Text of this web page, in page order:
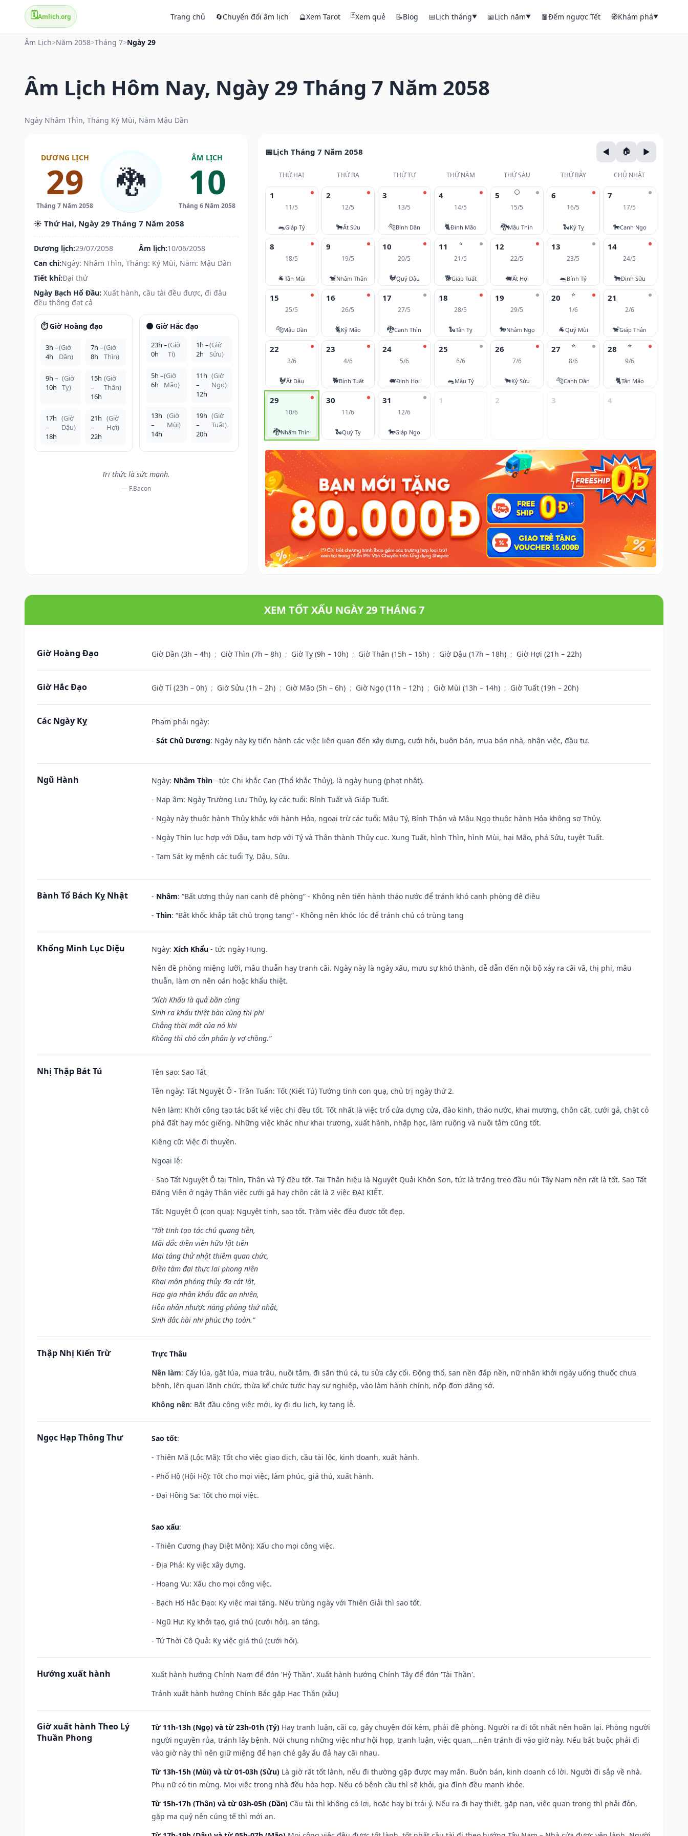
🗓️Amlich.org Trang chủ 🔄Chuyển đổi âm lịch 🔮Xem Tarot 🃏Xem quẻ 📝Blog 📅Lịch tháng▼ 📖Lịch năm▼ 🧧Đếm ngược Tết 🧭Khám phá▼
Âm Lịch>Năm 2058>Tháng 7>Ngày 29
Âm Lịch Hôm Nay, Ngày 29 Tháng 7 Năm 2058
Ngày Nhâm Thìn, Tháng Kỷ Mùi, Năm Mậu Dần
DƯƠNG LỊCH
29
Tháng 7 Năm 2058
🐉
ÂM LỊCH
10
Tháng 6 Năm 2058
☀️ Thứ Hai, Ngày 29 Tháng 7 Năm 2058
Dương lịch:29/07/2058 Âm lịch:10/06/2058
Can chi:Ngày: Nhâm Thìn, Tháng: Kỷ Mùi, Năm: Mậu Dần
Tiết khí:Đại thử
Ngày Bạch Hổ Đầu: Xuất hành, cầu tài đều được, đi đâu
đều thông đạt cả
⏱️ Giờ Hoàng đạo
3h –
4h
(Giờ
Dần)
7h –
8h
(Giờ
Thìn)
9h –
10h
(Giờ
Tỵ)
15h
–
16h
(Giờ
Thân)
17h
–
18h
(Giờ
Dậu)
21h
–
22h
(Giờ
Hợi)
🌑 Giờ Hắc đạo
23h –
0h
(Giờ
Tí)
1h –
2h
(Giờ
Sửu)
5h –
6h
(Giờ
Mão)
11h
–
12h
(Giờ
Ngọ)
13h
–
14h
(Giờ
Mùi)
19h
–
20h
(Giờ
Tuất)
Tri thức là sức mạnh.
— F.Bacon
Lịch Tháng 7 Năm 2058
THỨ HAI THỨ BA THỨ TƯ THỨ NĂM THỨ SÁU THỨ BẢY CHỦ NHẬT
1
11/5
🐀Giáp Tý
2
12/5
🐂Ất Sửu
3
13/5
🐅Bính Dần
4
14/5
🐈Đinh Mão
🌕
5
15/5
🐉Mậu Thìn
6
16/5
🐍Kỷ Tỵ
7
17/5
🐎Canh Ngọ
8
18/5
🐐Tân Mùi
9
19/5
🐒Nhâm Thân
10
20/5
🐓Quý Dậu
⭐
11
21/5
🐕Giáp Tuất
12
22/5
🐖Ất Hợi
13
23/5
🐀Bính Tý
14
24/5
🐂Đinh Sửu
15
25/5
🐅Mậu Dần
16
26/5
🐈Kỷ Mão
17
27/5
🐉Canh Thìn
18
28/5
🐍Tân Tỵ
19
29/5
🐎Nhâm Ngọ
⭐
20
1/6
🐐Quý Mùi
21
2/6
🐒Giáp Thân
22
3/6
🐓Ất Dậu
23
4/6
🐕Bính Tuất
24
5/6
🐖Đinh Hợi
25
6/6
🐀Mậu Tý
26
7/6
🐂Kỷ Sửu
⭐
27
8/6
🐅Canh Dần
⭐
28
9/6
🐈Tân Mão
29
10/6
🐉Nhâm Thìn
30
11/6
🐍Quý Tỵ
31
12/6
🐎Giáp Ngọ
1 2 3 4
XEM TỐT XẤU NGÀY 29 THÁNG 7
Giờ Hoàng Đạo Giờ Dần (3h – 4h) ; Giờ Thìn (7h – 8h) ; Giờ Tỵ (9h – 10h) ; Giờ Thân (15h – 16h) ; Giờ Dậu (17h – 18h) ; Giờ Hợi (21h – 22h)
Giờ Hắc Đạo Giờ Tí (23h – 0h) ; Giờ Sửu (1h – 2h) ; Giờ Mão (5h – 6h) ; Giờ Ngọ (11h – 12h) ; Giờ Mùi (13h – 14h) ; Giờ Tuất (19h – 20h)
Các Ngày Kỵ
Phạm phải ngày:
- Sát Chủ Dương: Ngày này kỵ tiến hành các việc liên quan đến xây dựng, cưới hỏi, buôn bán, mua bán nhà, nhận việc, đầu tư.
Ngũ Hành Ngày: Nhâm Thìn - tức Chi khắc Can (Thổ khắc Thủy), là ngày hung (phạt nhật).
- Nạp âm: Ngày Trường Lưu Thủy, kỵ các tuổi: Bính Tuất và Giáp Tuất.
- Ngày này thuộc hành Thủy khắc với hành Hỏa, ngoại trừ các tuổi: Mậu Tý, Bính Thân và Mậu Ngọ thuộc hành Hỏa không sợ Thủy.
- Ngày Thìn lục hợp với Dậu, tam hợp với Tý và Thân thành Thủy cục. Xung Tuất, hình Thìn, hình Mùi, hại Mão, phá Sửu, tuyệt Tuất.
- Tam Sát kỵ mệnh các tuổi Tỵ, Dậu, Sửu.
Bành Tổ Bách Kỵ Nhật - Nhâm: “Bất ương thủy nan canh đê phòng” - Không nên tiến hành tháo nước để tránh khó canh phòng đê điều
- Thìn: “Bất khốc khấp tất chủ trọng tang” - Không nên khóc lóc để tránh chủ có trùng tang
Khổng Minh Lục Diệu Ngày: Xích Khẩu - tức ngày Hung.
Nên đề phòng miệng lưỡi, mâu thuẫn hay tranh cãi. Ngày này là ngày xấu, mưu sự khó thành, dễ dẫn đến nội bộ xảy ra cãi vã, thị phi, mâu
thuẫn, làm ơn nên oán hoặc khẩu thiệt.
“Xích Khẩu là quả bần cùng
Sinh ra khẩu thiệt bàn cùng thị phi
Chẳng thời mất của nó khi
Không thì chó cắn phân ly vợ chồng.”
Nhị Thập Bát Tú Tên sao: Sao Tất
Tên ngày: Tất Nguyệt Ô - Trần Tuấn: Tốt (Kiết Tú) Tướng tinh con quạ, chủ trị ngày thứ 2.
Nên làm: Khởi công tạo tác bất kể việc chi đều tốt. Tốt nhất là việc trổ cửa dựng cửa, đào kinh, tháo nước, khai mương, chôn cất, cưới gả, chặt cỏ
phá đất hay móc giếng. Những việc khác như khai trương, xuất hành, nhập học, làm ruộng và nuôi tằm cũng tốt.
Kiêng cữ: Việc đi thuyền.
Ngoại lệ:
- Sao Tất Nguyệt Ô tại Thìn, Thân và Tý đều tốt. Tại Thân hiệu là Nguyệt Quải Khôn Sơn, tức là trăng treo đầu núi Tây Nam nên rất là tốt. Sao Tất
Đăng Viên ở ngày Thân việc cưới gả hay chôn cất là 2 việc ĐẠI KIẾT.
Tất: Nguyệt Ô (con quạ): Nguyệt tinh, sao tốt. Trăm việc đều được tốt đẹp.
“Tất tinh tạo tác chủ quang tiền,
Mãi dắc điền viên hữu lật tiền
Mai táng thử nhật thiêm quan chức,
Điền tàm đại thực lai phong niên
Khai môn phóng thủy đa cát lật,
Hợp gia nhân khẩu đắc an nhiên,
Hôn nhân nhược năng phùng thử nhật,
Sinh đắc hài nhi phúc thọ toàn.”
Thập Nhị Kiến Trừ
Trực Thâu
Nên làm: Cấy lúa, gặt lúa, mua trâu, nuôi tằm, đi săn thú cá, tu sửa cây cối. Động thổ, san nền đắp nền, nữ nhân khởi ngày uống thuốc chưa
bệnh, lên quan lãnh chức, thừa kế chức tước hay sự nghiệp, vào làm hành chính, nộp đơn dâng sớ.
Không nên: Bắt đầu công việc mới, kỵ đi du lịch, kỵ tang lễ.
Ngọc Hạp Thông Thư Sao tốt:
- Thiên Mã (Lộc Mã): Tốt cho việc giao dịch, cầu tài lộc, kinh doanh, xuất hành.
- Phổ Hộ (Hội Hộ): Tốt cho mọi việc, làm phúc, giá thú, xuất hành.
- Đại Hồng Sa: Tốt cho mọi việc.
Sao xấu:
- Thiên Cương (hay Diệt Môn): Xấu cho mọi công việc.
- Địa Phá: Kỵ việc xây dựng.
- Hoang Vu: Xấu cho mọi công việc.
- Bạch Hổ Hắc Đạo: Kỵ việc mai táng. Nếu trùng ngày với Thiên Giải thì sao tốt.
- Ngũ Hư: Kỵ khởi tạo, giá thú (cưới hỏi), an táng.
- Tứ Thời Cô Quả: Kỵ việc giá thú (cưới hỏi).
Hướng xuất hành
Xuất hành hướng Chính Nam để đón 'Hỷ Thần'. Xuất hành hướng Chính Tây để đón 'Tài Thần'.
Tránh xuất hành hướng Chính Bắc gặp Hạc Thần (xấu)
Giờ xuất hành Theo Lý
Thuần Phong
Từ 11h-13h (Ngọ) và từ 23h-01h (Tý) Hay tranh luận, cãi cọ, gây chuyện đói kém, phải đề phòng. Người ra đi tốt nhất nên hoãn lại. Phòng người
người nguyền rủa, tránh lây bệnh. Nói chung những việc như hội họp, tranh luận, việc quan,…nên tránh đi vào giờ này. Nếu bắt buộc phải đi
vào giờ này thì nên giữ miệng để hạn ché gây ẩu đả hay cãi nhau.
Từ 13h-15h (Mùi) và từ 01-03h (Sửu) Là giờ rất tốt lành, nếu đi thường gặp được may mắn. Buôn bán, kinh doanh có lời. Người đi sắp về nhà.
Phụ nữ có tin mừng. Mọi việc trong nhà đều hòa hợp. Nếu có bệnh cầu thì sẽ khỏi, gia đình đều mạnh khỏe.
Từ 15h-17h (Thân) và từ 03h-05h (Dần) Cầu tài thì không có lợi, hoặc hay bị trái ý. Nếu ra đi hay thiệt, gặp nạn, việc quan trọng thì phải đòn,
gặp ma quỷ nên cúng tế thì mới an.